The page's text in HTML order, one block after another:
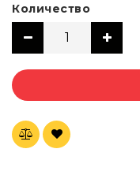
Количество